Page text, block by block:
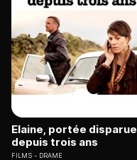
Elaine, portée disparue
depuis trois ans
FILMS DRAME